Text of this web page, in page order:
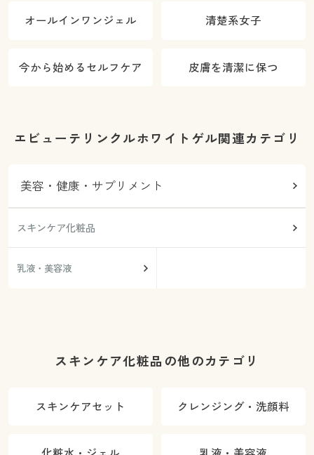
オールインワンジェル 清楚系女子
今から始めるセルフケア 皮膚を清潔に保つ
エビューテリンクルホワイトゲル関連カテゴリ
美容・健康・サプリメント
スキンケア化粧品
乳液・美容液
スキンケア化粧品の他のカテゴリ
スキンケアセット クレンジング・洗顔料